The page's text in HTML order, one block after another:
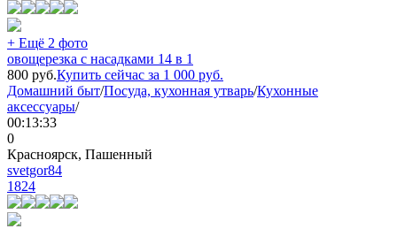
+ Ещё 2 фото
овощерезка с насадками 14 в 1
800 руб.Купить сейчас за 1 000 руб.
Домашний быт/Посуда, кухонная утварь/Кухонные
аксессуары/
00:13:33
0
Красноярск, Пашенный
svetgor84
1824